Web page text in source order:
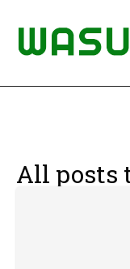
All posts